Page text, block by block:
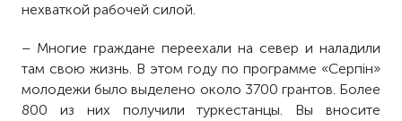
нехваткой рабочей силой.
– Многие граждане переехали на север и наладили
там свою жизнь. В этом году по программе «Серпін»
молодежи было выделено около 3700 грантов. Более
800 из них получили туркестанцы. Вы вносите